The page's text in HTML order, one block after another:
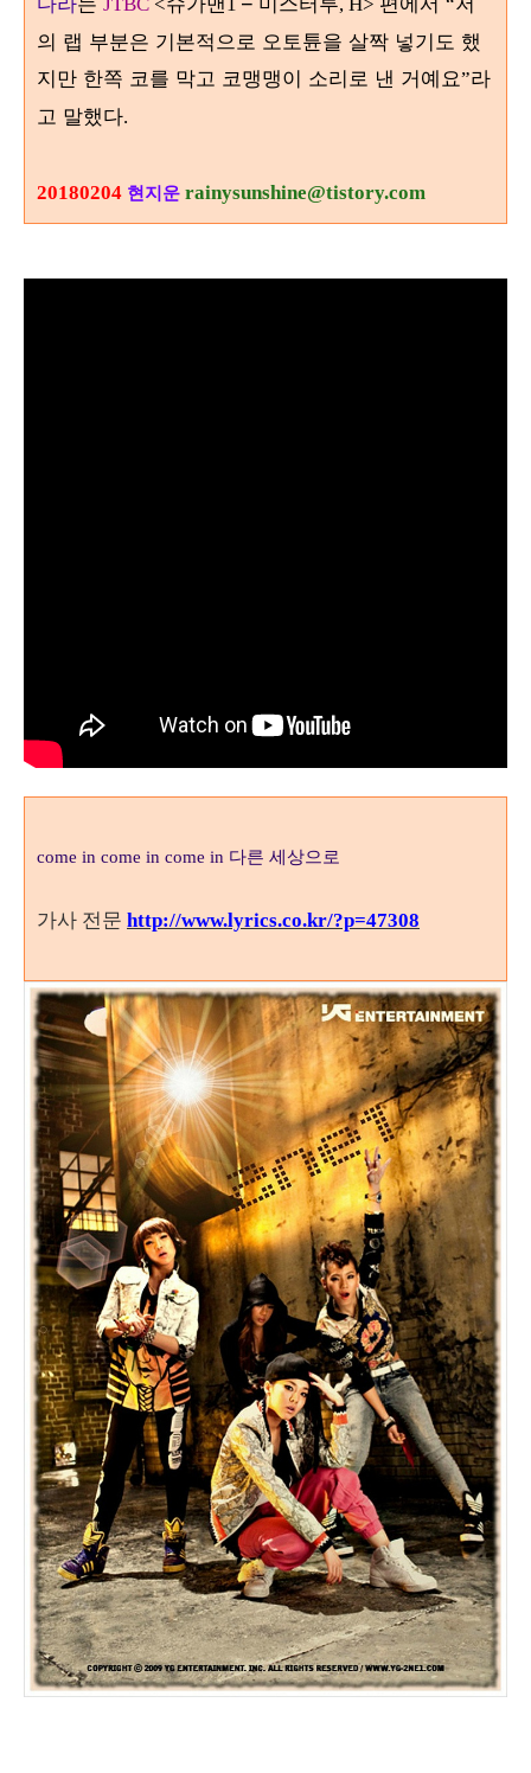
의 랩 부분은 기본적으로 오토튠을 살짝 넣기도 했
지만 한쪽 코를 막고 코맹맹이 소리로 낸 거예요”라
고 말했다.
20180204 현지운 rainysunshine@tistory.com
come in come in come in 다른 세상으로
가사 전문 http://www.lyrics.co.kr/?p=47308